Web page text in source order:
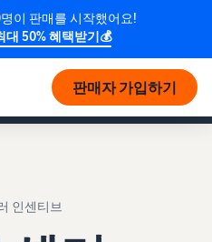
이 판매를 시작했어요!
대 50% 혜택받기💰
판매자 가입하기
로워진 신규 셀러 혜택은
요!
인센티브